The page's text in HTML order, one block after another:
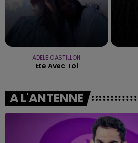
ADELE CASTILLON
Ete Avec Toi
A L'ANTENNE